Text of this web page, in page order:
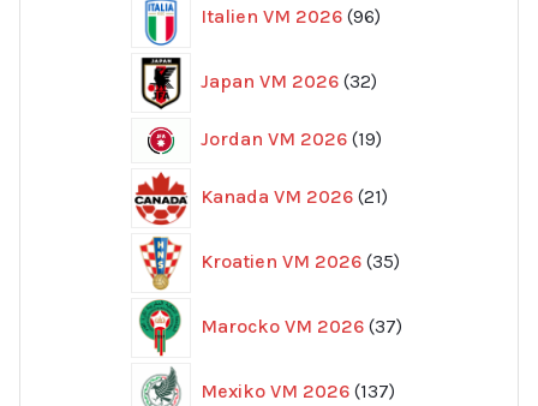
Italien VM 2026 96
produkter
Japan VM 2026 32
produkter
Jordan VM 2026 1919
Kanada VM 2026 21
produkter
Kroatien VM 2026 35
produkter
Marocko VM 2026 37
produkter
Mexiko VM 2026 137